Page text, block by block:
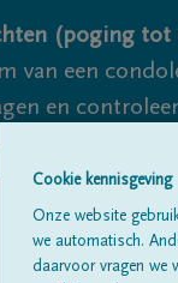
(poging
van een
en
echter
Cookie kennisgeving
Onze website
we automatisch.
daarvoor vragen we